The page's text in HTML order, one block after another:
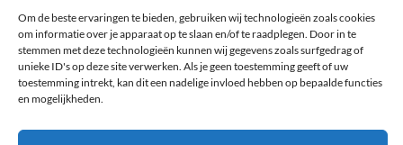
Om de beste ervaringen te bieden, gebruiken wij technologieën zoals cookies
om informatie over je apparaat op te slaan en/of te raadplegen. Door in te
stemmen met deze technologieën kunnen wij gegevens zoals surfgedrag of
unieke ID's op deze site verwerken. Als je geen toestemming geeft of uw
toestemming intrekt, kan dit een nadelige invloed hebben op bepaalde functies
en mogelijkheden.
www.dixipolytool.com
Volg ons op Youtube
Volg ons op Linkedin